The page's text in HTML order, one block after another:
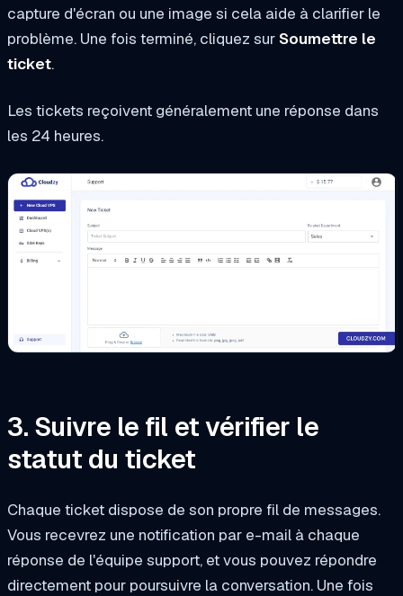
capture d'écran ou une image si cela aide à clarifier le
problème. Une fois terminé, cliquez surSoumettre le
ticket.
Les tickets reçoivent généralement une réponse dans
les 24 heures.
3. Suivre le fil et vérifier le
statut du ticket
Chaque ticket dispose de son propre fil de messages.
Vous recevrez une notification par e-mail à chaque
réponse de l'équipe support, et vous pouvez répondre
directement pour poursuivre la conversation. Une fois